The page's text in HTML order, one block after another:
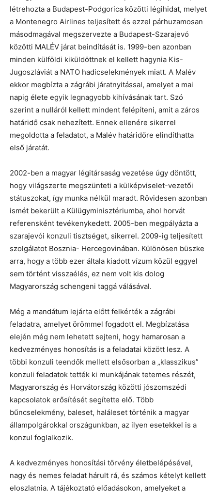
létrehozta a Budapest-Podgorica közötti légihidat, melyet
a Montenegro Airlines teljesített és ezzel párhuzamosan
másodmagával megszervezte a Budapest-Szarajevó
közötti MALÉV járat beindítását is. 1999-ben azonban
minden külföldi kiküldöttnek el kellett hagynia Kis-
Jugoszláviát a NATO hadicselekmények miatt. A Malév
ekkor megbízta a zágrábi járatnyitással, amelyet a mai
napig élete egyik legnagyobb kihívásának tart. Szó
szerint a nulláról kellett mindent felépíteni, amit a záros
határidő csak nehezített. Ennek ellenére sikerrel
megoldotta a feladatot, a Malév határidőre elindíthatta
első járatát.
2002-ben a magyar légitársaság vezetése úgy döntött,
hogy világszerte megszünteti a külképviselet-vezetői
státuszokat, így munka nélkül maradt. Rövidesen azonban
ismét bekerült a Külügyminisztériumba, ahol horvát
referensként tevékenykedett. 2005-ben megpályázta a
szarajevói konzuli tisztséget, sikerrel. 2009-ig teljesített
szolgálatot Bosznia- Hercegovinában. Különösen büszke
arra, hogy a több ezer általa kiadott vízum közül eggyel
sem történt visszaélés, ez nem volt kis dolog
Magyarország schengeni taggá válásával.
Még a mandátum lejárta előtt felkérték a zágrábi
feladatra, amelyet örömmel fogadott el. Megbízatása
elején még nem lehetett sejteni, hogy hamarosan a
kedvezményes honosítás is a feladatai között lesz. A
többi konzuli teendők mellett elsősorban a „klasszikus”
konzuli feladatok tették ki munkájának tetemes részét,
Magyarország és Horvátország közötti jószomszédi
kapcsolatok erősítését segítette elő. Több
bűncselekmény, baleset, haláleset történik a magyar
állampolgárokkal országunkban, az ilyen esetekkel is a
konzul foglalkozik.
A kedvezményes honosítási törvény életbelépésével,
nagy és nemes feladat hárult rá, és számos kételyt kellett
eloszlatnia. A tájékoztató előadásokon, amelyeket a